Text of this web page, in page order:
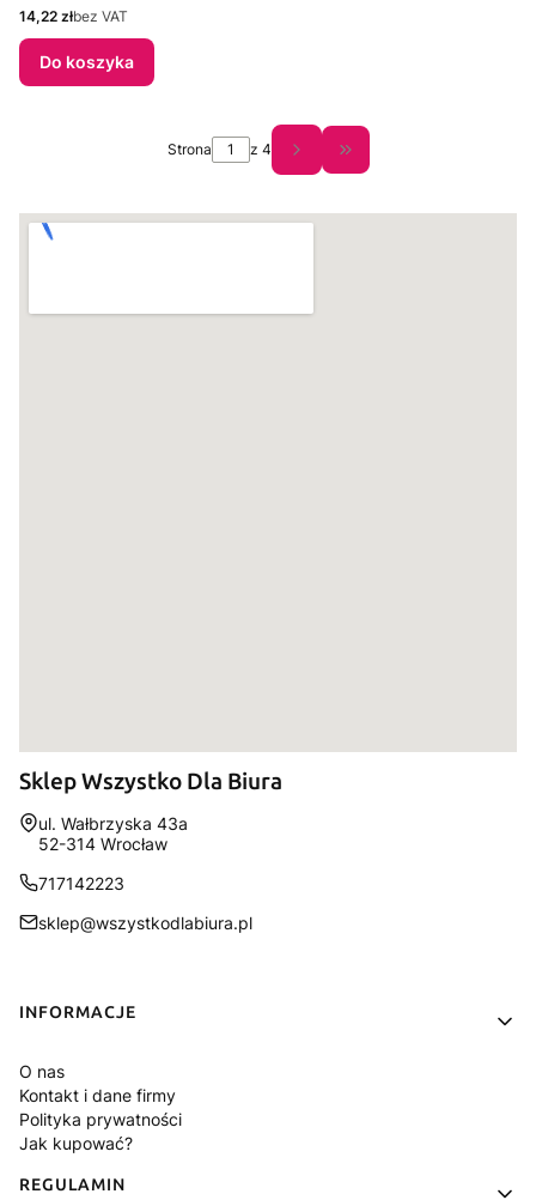
Cena
14,22 złbez VAT
Do koszyka
Strona z 4 Przejdź do ostatniej
Sklep Wszystko Dla Biura
Adres:
ul. Wałbrzyska 43a
52-314 Wrocław
717142223
sklep@wszystkodlabiura.pl
Linki w stopce
INFORMACJE
O nas
Kontakt i dane firmy
Polityka prywatności
Jak kupować?
REGULAMIN